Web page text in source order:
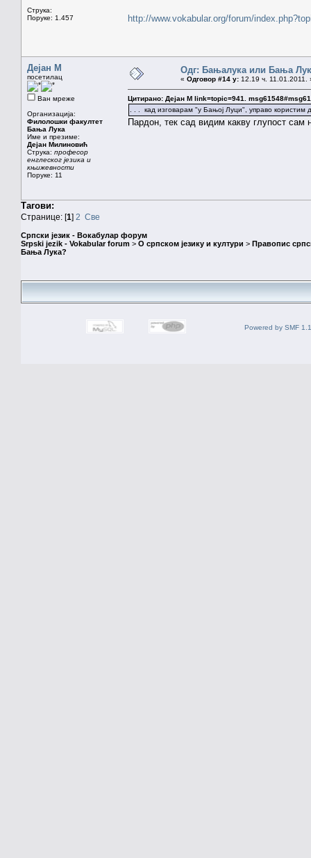
Струка:
Поруке: 1.457
http://www.vokabular.org/forum/
Дејан М
посетилац
Ван мреже
Организација:
Филолошки факултет
Бања Лука
Име и презиме:
Дејан Милиновић
Струка: професор
енглеског језика и
књижевности
Поруке: 11
Одг: Бањалука или Бања
« Одговор #14 у: 12.19 ч. 11.01.2011.
Цитирано: Дејан М link=topic=941.
. . . кад изговарам "у Бањој Луци", управо користим
Пардон, тек сад видим какву глупост сам
Тагови:
Странице: [1] 2 Све
Српски језик - Вокабулар форум
Srpski jezik - Vokabular forum > О српском језику и култури > Правопис
Бања Лука?
Powered by SMF